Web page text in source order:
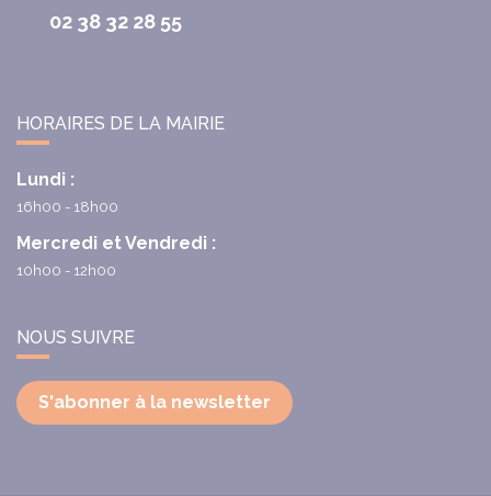
02 38 32 28 55
HORAIRES DE LA MAIRIE
Lundi :
16h00 - 18h00
Mercredi et Vendredi :
10h00 - 12h00
NOUS SUIVRE
S'abonner à la newsletter